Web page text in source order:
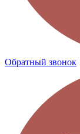
Обратный звонок